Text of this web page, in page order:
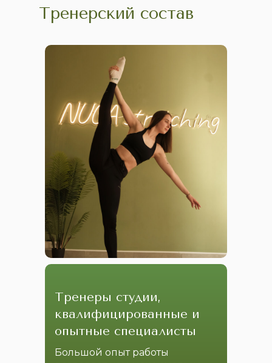
Тренерский состав
Тренеры студии,
квалифицированные и
опытные специалисты
Большой опыт работы